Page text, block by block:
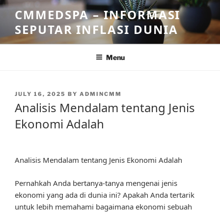
Skip
content
CMMEDSPA – INFORMASI
SEPUTAR INFLASI DUNIA
Menu
POSTED
JULY 16, 2025 BY ADMINCMM
Analisis Mendalam tentang Jenis
Ekonomi Adalah
Analisis Mendalam tentang Jenis Ekonomi Adalah
Pernahkah Anda bertanya-tanya mengenai jenis
ekonomi yang ada di dunia ini? Apakah Anda tertarik
untuk lebih memahami bagaimana ekonomi sebuah